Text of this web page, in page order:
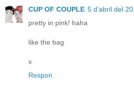
CUP OF COUPLE 5 d’abril del
pretty in pink! haha
like the bag
x
Respon